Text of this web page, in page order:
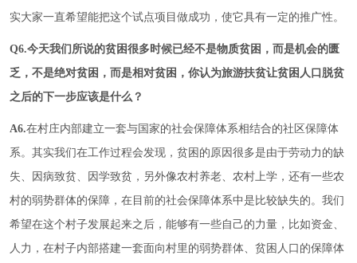
实大家一直希望能把这个试点项目做成功，使它具有一定的推广性。
Q6.今天我们所说的贫困很多时候已经不是物质贫困，而是机会的匮
乏，不是绝对贫困，而是相对贫困，你认为旅游扶贫让贫困人口脱贫
之后的下一步应该是什么？
A6.在村庄内部建立一套与国家的社会保障体系相结合的社区保障体
系。其实我们在工作过程会发现，贫困的原因很多是由于劳动力的缺
失、因病致贫、因学致贫，另外像农村养老、农村上学，还有一些农
村的弱势群体的保障，在目前的社会保障体系中是比较缺失的。我们
希望在这个村子发展起来之后，能够有一些自己的力量，比如资金、
人力，在村子内部搭建一套面向村里的弱势群体、贫困人口的保障体